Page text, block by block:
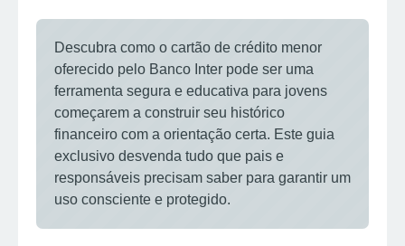
Descubra como o cartão de crédito menor
oferecido pelo Banco Inter pode ser uma
ferramenta segura e educativa para jovens
começarem a construir seu histórico
financeiro com a orientação certa. Este guia
exclusivo desvenda tudo que pais e
responsáveis precisam saber para garantir um
uso consciente e protegido.